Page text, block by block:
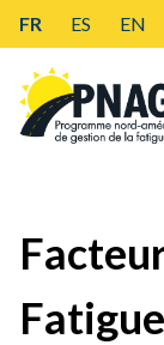
FR ES EN